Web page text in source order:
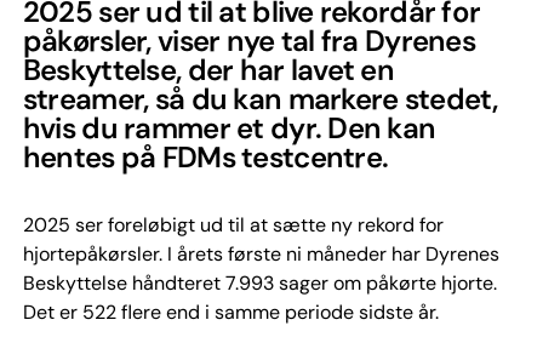
2025 ser ud til at blive rekordår for
påkørsler, viser nye tal fra Dyrenes
Beskyttelse, der har lavet en
streamer, så du kan markere stedet,
hvis du rammer et dyr. Den kan
hentes på FDMs testcentre.
2025 ser foreløbigt ud til at sætte ny rekord for
hjortepåkørsler. I årets første ni måneder har Dyrenes
Beskyttelse håndteret 7.993 sager om påkørte hjorte.
Det er 522 flere end i samme periode sidste år.